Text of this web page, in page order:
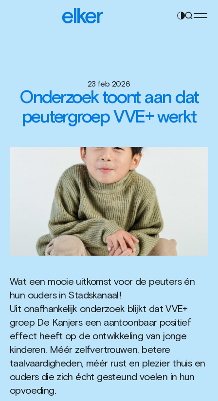
Contrast
23 feb 2026
Onderzoek toont aan dat
peutergroep VVE+ werkt
Wat een mooie uitkomst voor de peuters én
hun ouders in Stadskanaal!
Uit onafhankelijk onderzoek blijkt dat VVE+
groep De Kanjers een aantoonbaar positief
effect heeft op de ontwikkeling van jonge
kinderen. Méér zelfvertrouwen, betere
taalvaardigheden, méér rust en plezier thuis en
ouders die zich écht gesteund voelen in hun
opvoeding.